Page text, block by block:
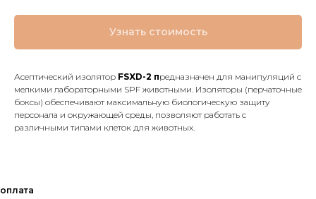
Узнать стоимость
Асептический изолятор FSXD-2 предназначен для манипуляций с
мелкими лабораторными SPF животными. Изоляторы (перчаточные
боксы) обеспечивают максимальную биологическую защиту
персонала и окружающей среды, позволяют работать с
различными типами клеток для животных.
оплата